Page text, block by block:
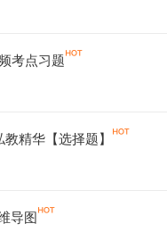
考点习题
精华【选择题】
导图